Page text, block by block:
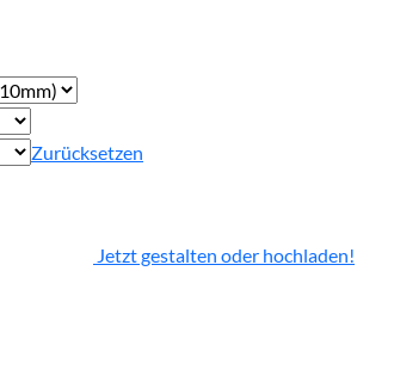
Zurücksetzen
Jetzt gestalten oder hochladen!